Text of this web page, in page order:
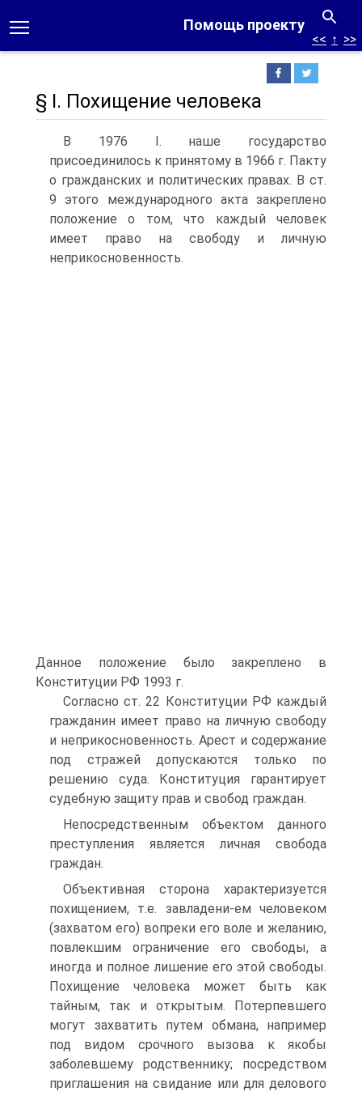
Помощь проекту
<< ↑ >>
§ I. Похищение человека
В 1976 I. наше государство
присоединилось к принятому в 1966 г. Пакту
о гражданских и политических правах. В ст.
9 этого международного акта закреплено
положение о том, что каждый человек
имеет право на свободу и личную
неприкосновенность.
Данное положение было закреплено в
Конституции РФ 1993 г.
Согласно ст. 22 Конституции РФ каждый
гражданин имеет право на личную свободу
и неприкосновенность. Арест и содержание
под стражей допускаются только по
решению суда. Конституция гарантирует
судебную защиту прав и свобод граждан.
Непосредственным объектом данного
преступления является личная свобода
граждан.
Объективная сторона характеризуется
похищением, т.е. завладени-ем человеком
(захватом его) вопреки его воле и желанию,
повлекшим ограничение его свободы, а
иногда и полное лишение его этой свободы.
Похищение человека может быть как
тайным, так и открытым. Потерпевшего
могут захватить путем обмана, например
под видом срочного вызова к якобы
заболевшему родственнику; посредством
приглашения на свидание или для делового